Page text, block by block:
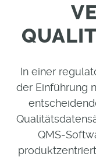
In einer
der Einführung
QMS-